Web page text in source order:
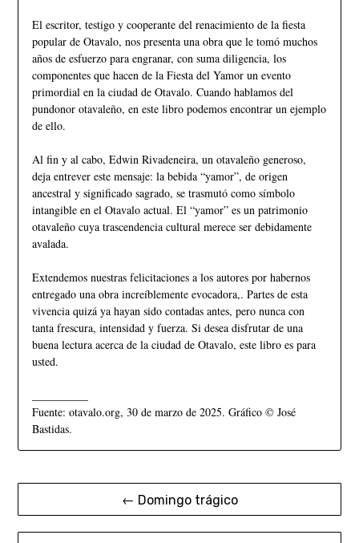
El escritor, testigo y cooperante del renacimiento de la fiesta
popular de Otavalo, nos presenta una obra que le tomó muchos
años de esfuerzo para engranar, con suma diligencia, los
componentes que hacen de la Fiesta del Yamor un evento
primordial en la ciudad de Otavalo. Cuando hablamos del
pundonor otavaleño, en este libro podemos encontrar un ejemplo
de ello.
Al fin y al cabo, Edwin Rivadeneira, un otavaleño generoso,
deja entrever este mensaje: la bebida “yamor”, de origen
ancestral y significado sagrado, se trasmutó como símbolo
intangible en el Otavalo actual. El “yamor” es un patrimonio
otavaleño cuya trascendencia cultural merece ser debidamente
avalada.
Extendemos nuestras felicitaciones a los autores por habernos
entregado una obra increíblemente evocadora,. Partes de esta
vivencia quizá ya hayan sido contadas antes, pero nunca con
tanta frescura, intensidad y fuerza. Si desea disfrutar de una
buena lectura acerca de la ciudad de Otavalo, este libro es para
usted.
Fuente: otavalo.org, 30 de marzo de 2025. Gráfico © José
Bastidas.
← Domingo trágico